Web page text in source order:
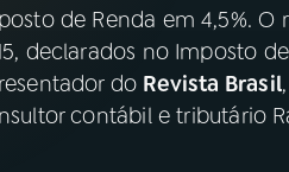
RÁDIO NACIONAL
de Renda em 4,5%.
declarados no Imposto
do Revista Brasil
contábil e tributário